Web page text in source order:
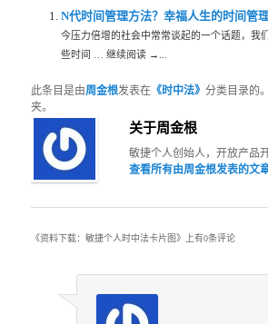
N代时间管理方法？幸福人生的时间管
今压力倍增的社会中常常谈起的一个话题，我
些时间 … 继续阅读 →...
此条目是由周金根发表在 《时中法》分类目录的
夹。
关于周金根
敏捷个人创始人，开放产品
查看所有由周金根发表的文
《资料下载：敏捷个人时中法卡片图 》上有0条评论